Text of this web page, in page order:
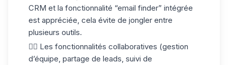
CRM et la fonctionnalité “email finder” intégrée
est appréciée, cela évite de jongler entre
plusieurs outils.
👯‍♂️ Les fonctionnalités collaboratives (gestion
d’équipe, partage de leads, suivi de